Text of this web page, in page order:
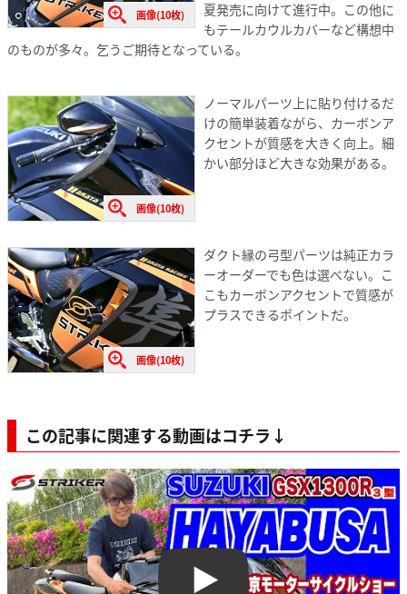
画像(10枚)
夏発売に向けて進行中。この他に
もテールカウルカバーなど構想中
のものが多々。乞うご期待となっている。
画像(10枚)
ノーマルパーツ上に貼り付けるだ
けの簡単装着ながら、カーボンア
クセントが質感を大きく向上。細
かい部分ほど大きな効果がある。
画像(10枚)
ダクト縁の弓型パーツは純正カラ
ーオーダーでも色は選べない。こ
こもカーボンアクセントで質感が
プラスできるポイントだ。
この記事に関連する動画はコチラ↓